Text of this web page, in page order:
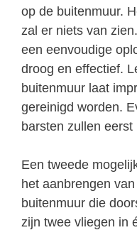
op de buitenmuur.
zal er niets van
een eenvoudige
droog en effectief.
buitenmuur laat
gereinigd worden.
barsten zullen
Een tweede
het aanbrengen
buitenmuur die
zijn twee vliegen in